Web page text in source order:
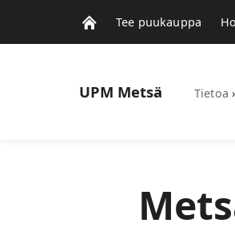
Tee puukauppa
UPM Metsä Tietoa ›